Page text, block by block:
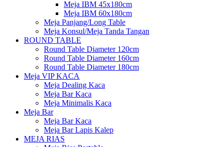
Meja IBM 45x180cm
Meja IBM 60x180cm
Meja Panjang/Long Table
Meja Konsul/Meja Tanda Tangan
ROUND TABLE
Round Table Diameter 120cm
Round Table Diameter 160cm
Round Table Diameter 180cm
Meja VIP KACA
Meja Dealing Kaca
Meja Bar Kaca
Meja Minimalis Kaca
Meja Bar
Meja Bar Kaca
Meja Bar Lapis Kalep
MEJA RIAS